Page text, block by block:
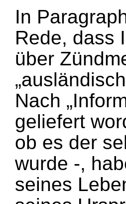
In
Rede, dass
über
Nach
geliefert
ob es der
wurde -,
seines